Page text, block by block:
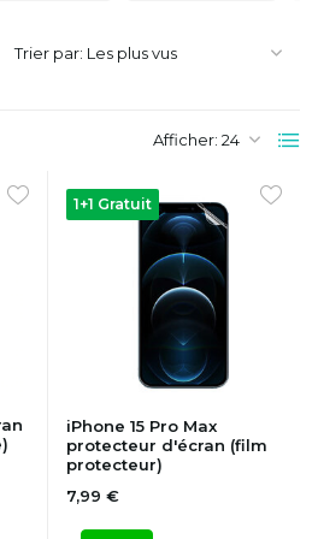
Afficher:
Trier par:
1+1 Gratuit
iPhone 15 Pro Max
protecteur d'écran (film
protecteur)
7,99 €